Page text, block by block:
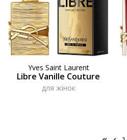
Yves Saint Laurent
Libre Vanille Couture
для жінок